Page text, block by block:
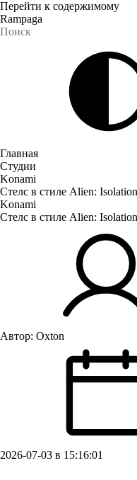
Перейти к содержимому
Rampaga
Главная
Студии
Konami
Стелс в стиле Alien:
Konami
Стелс в стиле Alien:
Автор: Oxton
2026-07-03 в 15:16:01